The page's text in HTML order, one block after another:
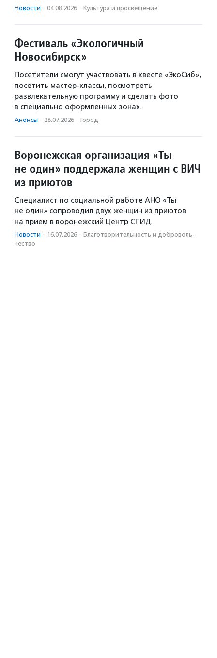
Новости · 04.08.2026 · Культура и просвещение
Фестиваль «Экологичный
Новосибирск»
Посетители смогут участвовать в квесте «ЭкоСиб»,
посетить мастер-классы, посмотреть
развлекательную программу и сделать фото
в специально оформленных зонах.
Анонсы · 28.07.2026 · Город
Воронежская организация «Ты
не один» поддержала женщин с ВИЧ
из приютов
Специалист по социальной работе АНО «Ты
не один» сопроводил двух женщин из приютов
на прием в воронежский Центр СПИД.
Новости · 16.07.2026 · Благотвори­тель­ность и доброволь­
чест­во